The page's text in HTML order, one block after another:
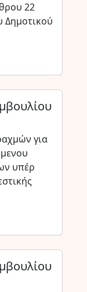
22
Δημοτικού
για
υπέρ